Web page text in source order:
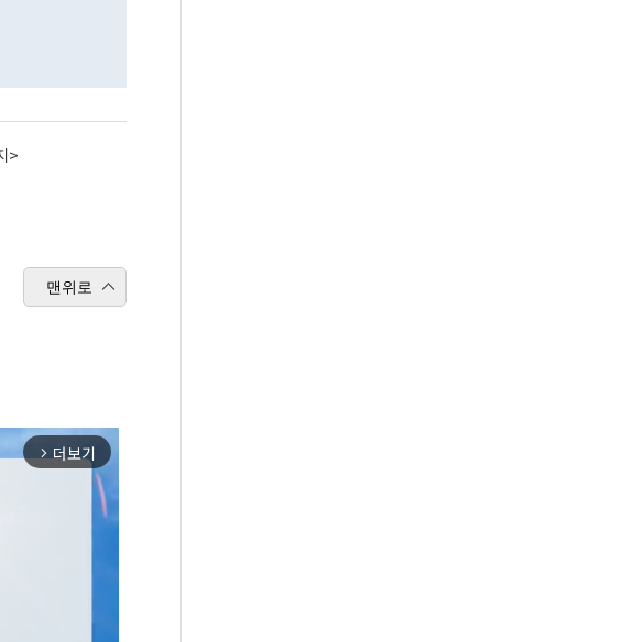
>
맨위로
arrow_forward_ios 더보기